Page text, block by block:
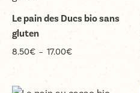
Le pain des Ducs bio sans
gluten
8.50€ – 17.00€Plage